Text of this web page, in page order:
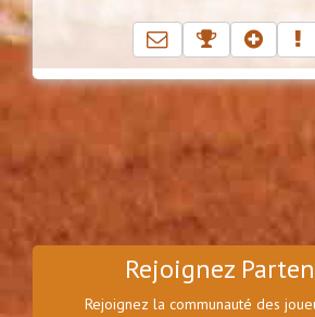
Rejoignez
Rejoignez la communauté des